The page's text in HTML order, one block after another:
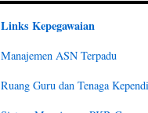
Links Kepegawaian
Manajemen ASN Terpadu
Ruang Guru dan Tenaga